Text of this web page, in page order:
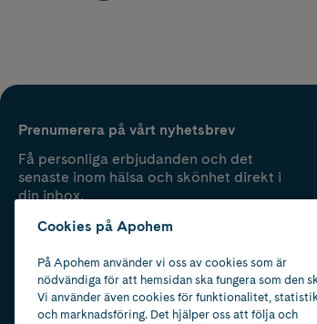
Prenumerera på vårt nyhetsbrev
Få personliga erbjudanden och det
senaste inom hälsa och skönhet direkt i
din inbox.
Cookies på Apohem
På Apohem använder vi oss av cookies som är
nödvändiga för att hemsidan ska fungera som den
Vi använder även cookies för funktionalitet,
och marknadsföring. Det hjälper oss att följa och